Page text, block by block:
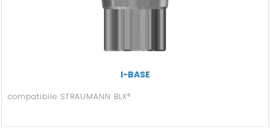
I-BASE
compatibile STRAUMANN BLX®